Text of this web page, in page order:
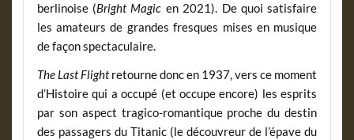
berlinoise (Bright Magic en 2021). De quoi satisfaire
les amateurs de grandes fresques mises en musique
de façon spectaculaire.
The Last Flightretourne donc en 1937, vers ce moment
d’Histoire qui a occupé (et occupe encore) les esprits
par son aspect tragico-romantique proche du destin
des passagers du Titanic (le découvreur de l’épave du